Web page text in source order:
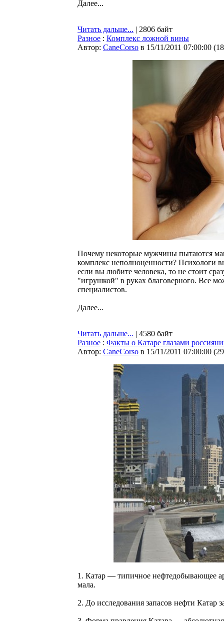
Далее...
Читать дальше... | 2806 байт
Разное : Комплекс ложной вины
Автор: CaneCorso в 15/11/2011 07:00:00 (
Почему некоторые мужчины пытаются
комплекс неполноценности? Психологи
если вы любите человека, то не стоит
"игрушкой" в руках благоверного. Все
специалистов.
Далее...
Читать дальше... | 4580 байт
Разное : Факты о Катаре глазами
Автор: CaneCorso в 15/11/2011 07:00:00 (
1. Катар — типичное нефтедобывающее
мала.
2. До исследования запасов нефти Катар